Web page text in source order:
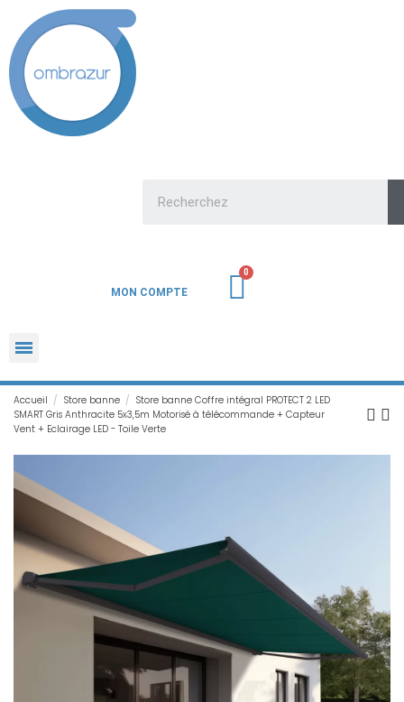
MON COMPTE
Accueil Store banne
Store banne Coffre intégral PROTECT 2 LED
SMART Gris Anthracite 5x3,5m Motorisé à télécommande + Capteur
Vent + Eclairage LED - Toile Verte